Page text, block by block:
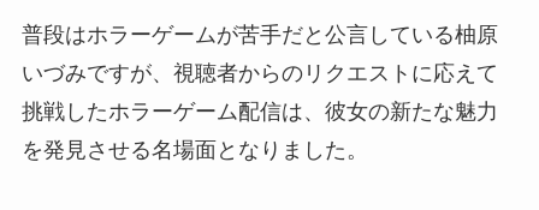
普段はホラーゲームが苦手だと公言している柚原
いづみですが、視聴者からのリクエストに応えて
挑戦したホラーゲーム配信は、彼女の新たな魅力
を発見させる名場面となりました。